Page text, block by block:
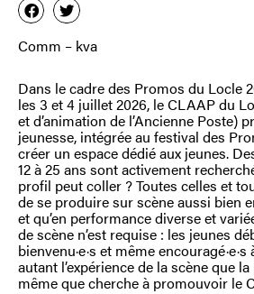
Comm – kva
Dans le cadre des Promos du Locle
les 3 et 4 juillet 2026, le CLAAP du
et d’animation de l’Ancienne Poste)
jeunesse, intégrée au festival des
créer un espace dédié aux jeunes.
12 à 25 ans sont activement
profil peut coller ? Toutes celles et
de se produire sur scène aussi bien
et qu’en performance diverse et
de scène n’est requise : les jeunes
bienvenu·e·s et même
autant l’expérience de la scène que
même que cherche à promouvoir le